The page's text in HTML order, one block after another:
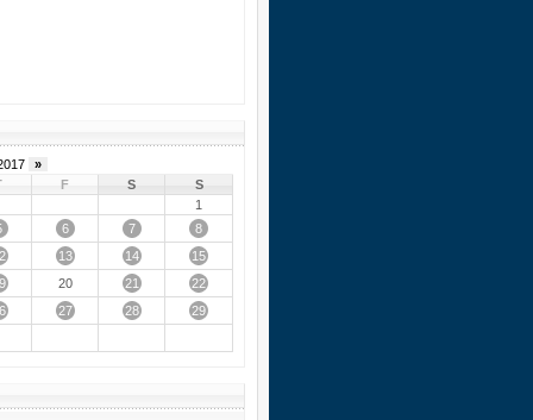
»
F S
S
1
6 7
8
13 14
15
20 21
22
27 28 29